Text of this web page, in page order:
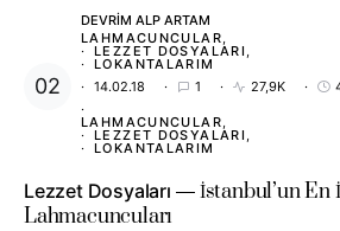
DEVRIM ALP ARTAM
LAHMACUNCULAR
LEZZET DOSYALARI
LOKANTALARIM
14.02.18
1 27,9K
LAHMACUNCULAR
LEZZET DOSYALARI
LOKANTALARIM
Lezzet Dosyaları
İstanbul’un En
Lahmacuncuları